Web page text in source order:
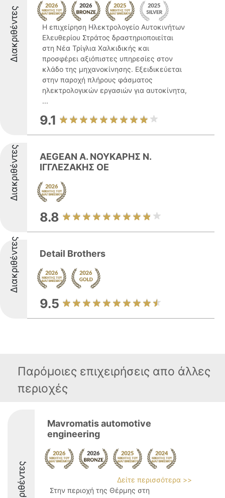
Διακριθέντες
Η επιχείρηση Ηλεκτρολογείο Αυτοκινήτων
Ελευθερίου Στράτος δραστηριοποιείται
στη Νέα Τρίγλια Χαλκιδικής και
προσφέρει αξιόπιστες υπηρεσίες στον
κλάδο της μηχανοκίνησης. Εξειδικεύεται
στην παροχή πλήρους φάσματος
ηλεκτρολογικών εργασιών για αυτοκίνητα,
...
9.1
Διακριθέντες
AEGEAN Α. ΝΟΥΚΑΡΗΣ Ν.
ΙΓΓΛΕΖΑΚΗΣ ΟΕ
8.8
Διακριθέντες Detail Brothers
9.5
Παρόμοιες επιχειρήσεις απο άλλες
περιοχές
Mavromatis automotive
engineering
Δείτε περισσότερα >>
Στην περιοχή της Θέρμης στη